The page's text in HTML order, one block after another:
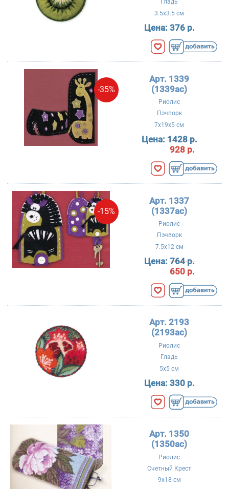
Гладь
3.5x3.5 см
Цена: 376 р.
-35%
Арт. 1339
(1339ac)
Риолис
Пэчворк
7x19x5 см
Цена:1428 р.
928 р.
-15%
Арт. 1337
(1337ac)
Риолис
Пэчворк
7.5x12 см
Цена:764 р.
650 р.
Арт. 2193
(2193ac)
Риолис
Гладь
5x5 см
Цена: 330 р.
Арт. 1350
(1350ac)
Риолис
Счетный Крест
9x18 см